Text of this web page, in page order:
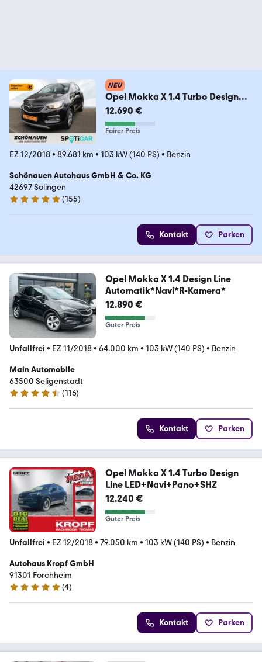
NEU
Opel Mokka X 1.4 Turbo Design
Line +NAV+PDC+ISO+L/SHZ
12.690 €
Fairer Preis
EZ 12/2018• 89.681 km • 103 kW (140 PS) • Benzin
Schönauen Autohaus GmbH & Co. KG
42697 Solingen
4.8 Sterne
(155)
Kontakt Parken
Opel Mokka X 1.4 Design Line
Automatik*Navi*R-Kamera*
12.890 €
Guter Preis
Unfallfrei • EZ 11/2018• 64.000 km • 103 kW (140 PS) • Benzin
Main Automobile
63500 Seligenstadt
4.4 Sterne
(116)
Kontakt Parken
Opel Mokka X 1.4 Turbo Design
Line LED+Navi+Pano+SHZ
12.240 €
Guter Preis
Unfallfrei • EZ 12/2018• 79.050 km • 103 kW (140 PS) • Benzin
Autohaus Kropf GmbH
91301 Forchheim
4.8 Sterne
(4)
Kontakt Parken